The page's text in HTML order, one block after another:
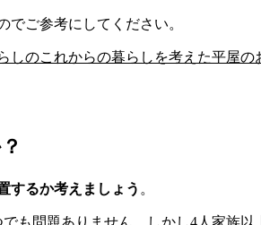
でご参考にしてください。
しのこれからの暮らしを考えた平屋の
するか考えましょう 。